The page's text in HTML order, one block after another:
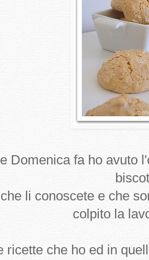
Domenica fa ho avuto
li conoscete e che
colpito la
ricette che ho ed in